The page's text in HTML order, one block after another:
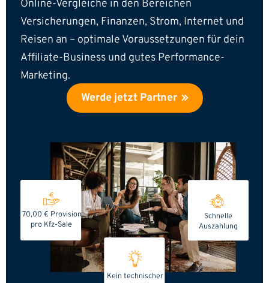
Kein technischer
Schnelle
Auszahlung
70,00 € Provision
pro Kfz-Sale
Online-Vergleiche in den Bereichen
Versicherungen, Finanzen, Strom, Internet und
Reisen an – optimale Voraussetzungen für dein
Affiliate-Business und gutes Performance-
Marketing.
Werde jetzt Partner